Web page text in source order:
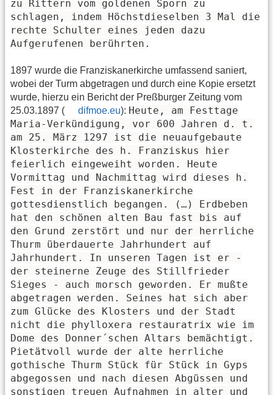
zu Rittern vom goldenen Sporn zu
schlagen, indem Höchstdieselben 3 Mal die
rechte Schulter eines jeden dazu
Aufgerufenen berührten.
1897 wurde die Franziskanerkirche umfassend saniert,
wobei der Turm abgetragen und durch eine Kopie ersetzt
wurde, hierzu ein Bericht der Preßburger Zeitung vom
25.03.1897 (
difmoe.eu): Heute, am Festtage
Maria-Verkündigung, vor 600 Jahren d. t.
am 25. März 1297 ist die neuaufgebaute
Klosterkirche des h. Franziskus hier
feierlich eingeweiht worden. Heute
Vormittag und Nachmittag wird dieses h.
Fest in der Franziskanerkirche
gottesdienstlich begangen. (…) Erdbeben
hat den schönen alten Bau fast bis auf
den Grund zerstört und nur der herrliche
Thurm überdauerte Jahrhundert auf
Jahrhundert. In unseren Tagen ist er -
der steinerne Zeuge des Stillfrieder
Sieges - auch morsch geworden. Er mußte
abgetragen werden. Seines hat sich aber
zum Glücke des Klosters und der Stadt
nicht die phylloxera restauratrix wie im
Dome des Donner´schen Altars bemächtigt.
Pietätvoll wurde der alte herrliche
gothische Thurm Stück für Stück in Gyps
abgegossen und nach diesen Abgüssen und
sonstigen treuen Aufnahmen in alter und